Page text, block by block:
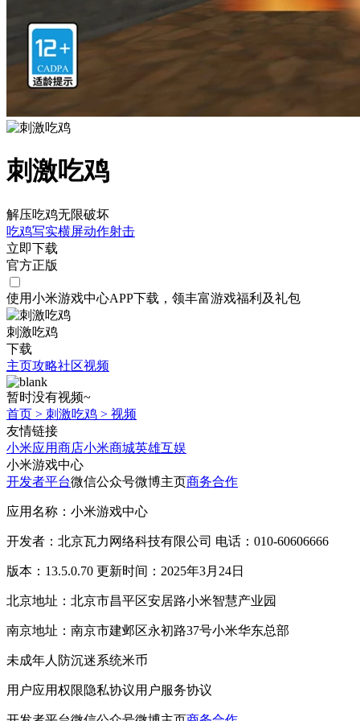
刺激吃鸡
解压吃鸡无限破坏
吃鸡写实横屏动作射击
立即下载
官方正版
使用小米游戏中心APP下载 ，领丰富游戏福利 及礼包
刺激吃鸡
下载
主页攻略社区视频
暂时没有视频~
首页 > 刺激吃鸡 > 视频
友情链接
小米应用商店小米商城英雄互娱
小米游戏中心
开发者平台微信公众号微博主页商务合作
应用名称：小米游戏中心
开发者：北京瓦力网络科技有限公司 电话：010-60606666
版本：13.5.0.70 更新时间：2025年3月24日
北京地址：北京市昌平区安居路小米智慧产业园
南京地址：南京市建邺区永初路37号小米华东总部
未成年人防沉迷系统米币
用户应用权限隐私协议用户服务协议